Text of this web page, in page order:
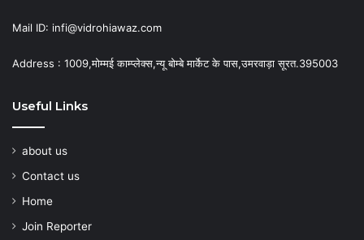
Mail ID: infi@vidrohiawaz.com
Address : 1009,मोम्मई काम्प्लेक्स,न्यू बोम्बे मार्केट के पास,उमरवाड़ा सूरत.395003
Useful Links
about us
Contact us
Home
Join Reporter